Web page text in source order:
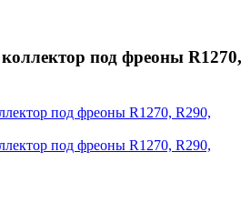
под фреоны R1270,